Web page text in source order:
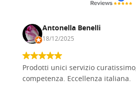
Antonella Benelli
18/12/2025
Prodotti unici servizio
competenza. Eccellenza italiana.